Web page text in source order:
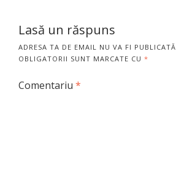
Lasă un răspuns
ADRESA TA DE EMAIL NU VA FI PUBLICATĂ.
OBLIGATORII SUNT MARCATE CU *
Comentariu *